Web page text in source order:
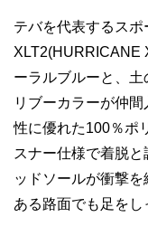
テバを代表するス
XLT2(HURRICANE
ーラルブルーと、
リブーカラーが仲
性に優れた100％ポ
スナー仕様で着脱
ッドソールが衝撃
ある路面でも足をし